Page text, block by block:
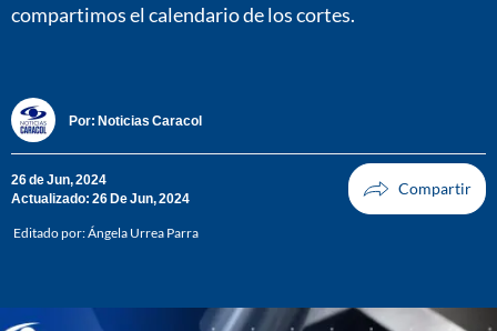
compartimos el calendario de los cortes.
Por: Noticias Caracol
26 de Jun, 2024
Actualizado: 26 De Jun, 2024
Editado por:Ángela Urrea Parra